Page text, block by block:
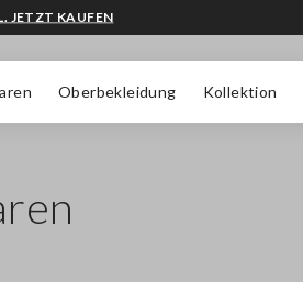
Oberbekleidung Kollektion
JETZT KAUFEN